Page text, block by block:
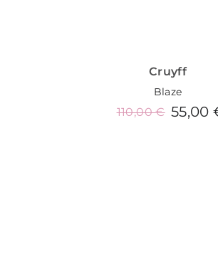
Cruyff
Blaze
55,00
110,00 €